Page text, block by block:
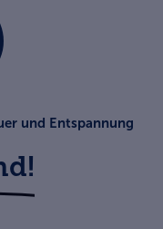
und Entspannung